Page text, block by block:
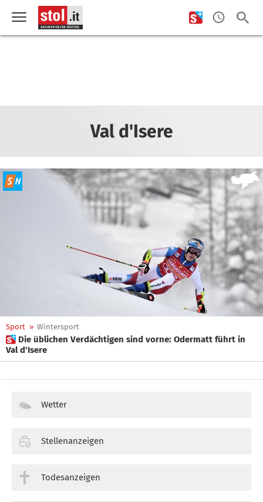
Val d'Isere
Sport » Wintersport
 Die üblichen Verdächtigen sind vorne: Odermatt führt in
Val d'Isere
Wetter
Stellenanzeigen
Todesanzeigen